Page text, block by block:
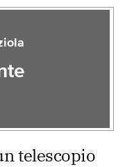
telescopio